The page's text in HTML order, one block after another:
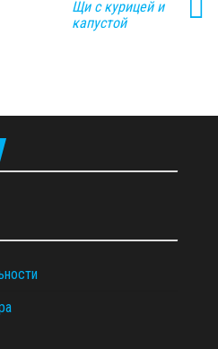
Щи с курицей и
капустой